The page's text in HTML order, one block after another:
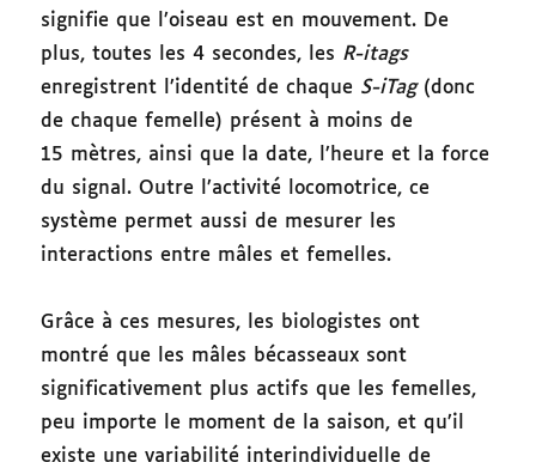
signifie que l’oiseau est en mouvement. De
plus, toutes les 4 secondes, les R-itags
enregistrent l’identité de chaque S-iTag(donc
de chaque femelle) présent à moins de
15 mètres, ainsi que la date, l’heure et la force
du signal. Outre l’activité locomotrice, ce
système permet aussi de mesurer les
interactions entre mâles et femelles.
Grâce à ces mesures, les biologistes ont
montré que les mâles bécasseaux sont
significativement plus actifs que les femelles,
peu importe le moment de la saison, et qu’il
existe une variabilité interindividuelle de